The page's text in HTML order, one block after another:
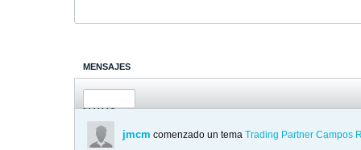
MENSAJES
ÚLTIMA ACTIVIDAD
FOTOS
jmcm comenzado un tema Trading Partner Campos